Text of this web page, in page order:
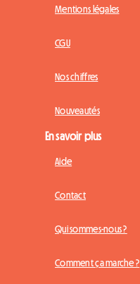
Mentions légales
CGU
Nos chiffres
Nouveautés
En savoir plus
Aide
Contact
Qui sommes-nous ?
Comment ça marche ?